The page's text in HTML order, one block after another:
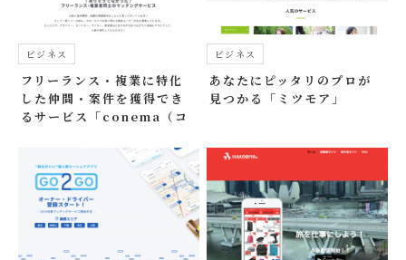
ビジネス
フリーランス・複業に特化
した仲間・案件を獲得でき
るサービス「conema（コ
ビジネス
あなたにピッタリのプロが
見つかる「ミツモア」